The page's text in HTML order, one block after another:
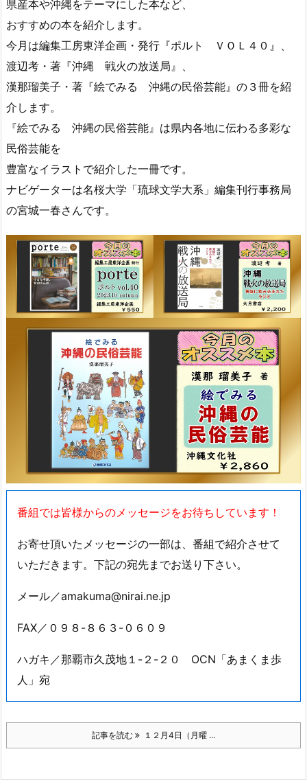
県産本や沖縄をテーマにした本など、
おすすめの本を紹介します。
今月は編集工房東洋企画・発行『ポルト ＶＯＬ４０』、
渡辺考・著『沖縄 戦火の放送局』、
漢那瑠美子・著『絵でみる 沖縄の民俗芸能』の３冊を紹
介します。
『絵でみる 沖縄の民俗芸能』は県内各地に伝わる多彩な
民俗芸能を
豊富なイラストで紹介した一冊です。
ナビゲーターは名桜大学「琉球文学大系」編集刊行事務局
の宮城一春さんです。
番組では皆様からのメッセージをお待ちしています！
お寄せ頂いたメッセージの一部は、番組で紹介させて
いただきます。下記の宛先までお送り下さい。
メール／amakuma@nirai.ne.jp
FAX／０９８-８６３-０６０９
ハガキ／那覇市久茂地１-２-２０ OCN「あまくま歩
人」宛
記事を読む １２月4日（月曜 ...